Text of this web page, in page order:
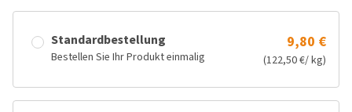
Standardbestellung
Bestellen Sie Ihr Produkt einmalig
9,80 €
(122,50 €/ kg)